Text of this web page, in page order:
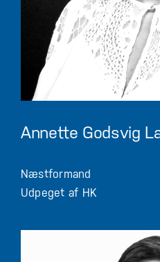
Annette Godsvig
Næstformand
Udpeget af HK